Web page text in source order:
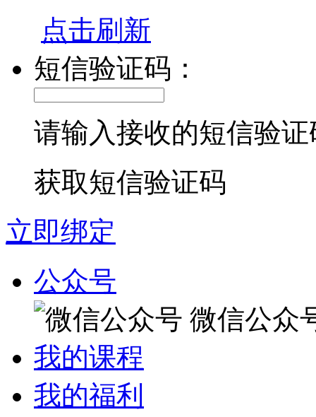
点击刷新
短信验证码：
请输入接收的短信验证
获取短信验证码
立即绑定
公众号
微信公众
我的课程
我的福利